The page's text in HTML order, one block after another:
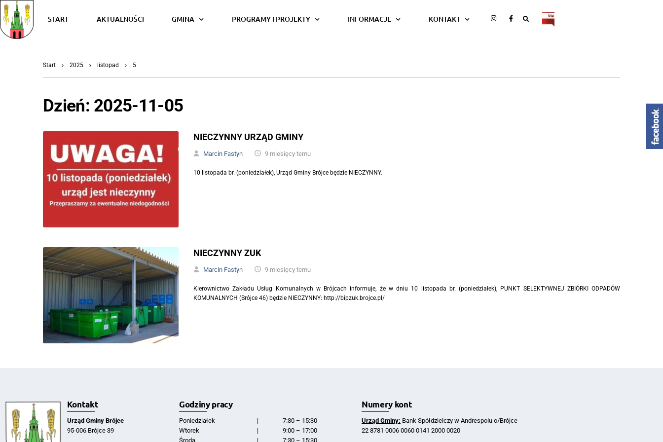
START AKTUALNOŚCI GMINA PROGRAMY I PROJEKTY INFORMACJE KONTAKT
Start 2025 listopad 5
Dzień: 2025-11-05
NIECZYNNY URZĄD GMINY
Marcin Fastyn 9 miesięcy temu
10 listopada br. (poniedziałek), Urząd Gminy Brójce będzie NIECZYNNY.
NIECZYNNY ZUK
Marcin Fastyn 9 miesięcy temu
Kierownictwo Zakładu Usług Komunalnych w Brójcach informuje, że w dniu 10 listopada br. (poniedziałek), PUNKT SELEKTYWNEJ ZBIÓRKI ODPADÓW
KOMUNALNYCH (Brójce 46) będzie NIECZYNNY: http://bipzuk.brojce.pl/
Kontakt
Urząd Gminy Brójce
95-006 Brójce 39
Godziny pracy
Poniedziałek |
7:30 – 15:30
Wtorek
|
9:00 – 17:00
Środa
| 7:30 – 15:30
Numery kont
Urząd Gminy: Bank Spółdzielczy w Andrespolu o/Brójce
22 8781 0006 0060 0141 2000 0020